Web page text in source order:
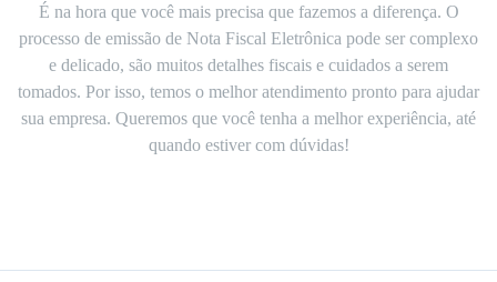
É na hora que você mais precisa que fazemos a diferença. O
processo de emissão de Nota Fiscal Eletrônica pode ser complexo
e delicado, são muitos detalhes fiscais e cuidados a serem
tomados. Por isso, temos o melhor atendimento pronto para ajudar
sua empresa. Queremos que você tenha a melhor experiência, até
quando estiver com dúvidas!